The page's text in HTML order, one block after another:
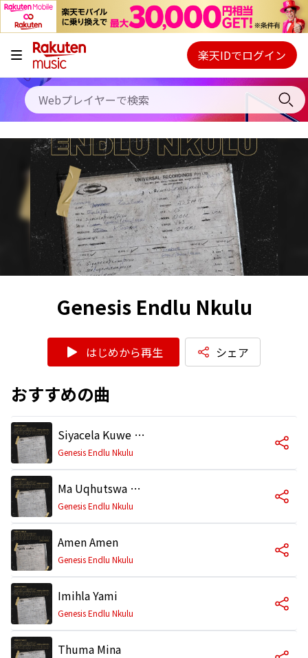
キャンペーン
料金プラン
使い方
初回30日間無料お試し
Webプレイヤー
ご契約内容の確認・変更
楽天IDでログイン
Genesis Endlu Nkulu
はじめから再生 シェア
おすすめの曲
Siyacela Kuwe Jesu
Genesis Endlu Nkulu
Ma Uqhutswa Moya
Genesis Endlu Nkulu
Amen Amen
Genesis Endlu Nkulu
Imihla Yami
Genesis Endlu Nkulu
Thuma Mina